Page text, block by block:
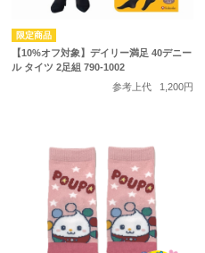
【10%オフ対象】デイリー満足 40デニー
ル タイツ 2足組 790-1002
参考上代
1,200円